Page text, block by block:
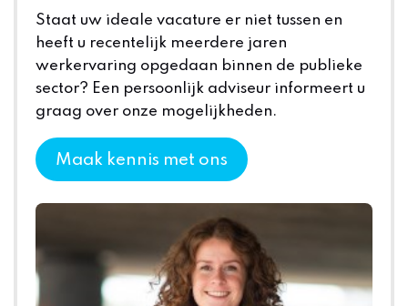
Staat uw ideale vacature er niet tussen en
heeft u recentelijk meerdere jaren
werkervaring opgedaan binnen de publieke
sector? Een persoonlijk adviseur informeert u
graag over onze mogelijkheden.
Maak kennis met ons